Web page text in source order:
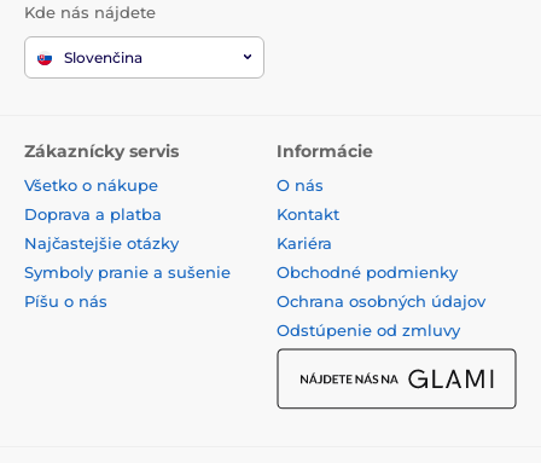
Kde nás nájdete
Slovenčina
Zákaznícky servis
Všetko o nákupe
Doprava a platba
Najčastejšie otázky
Symboly pranie a sušenie
Píšu o nás
Informácie
O nás
Kontakt
Kariéra
Obchodné podmienky
Ochrana osobných údajov
Odstúpenie od zmluvy